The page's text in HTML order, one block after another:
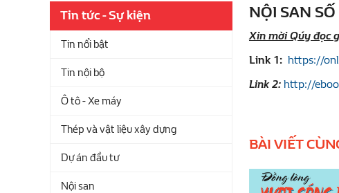
Tin tức - Sự kiện
Tin nổi bật
Tin nội bộ
Ô tô - Xe máy
Thép và vật liệu xây dựng
Dự án đầu tư
Nội san
NỘI SAN
Xin mời Qúy đọc
Link 1: https://
Link 2: http://
BÀI VIẾT